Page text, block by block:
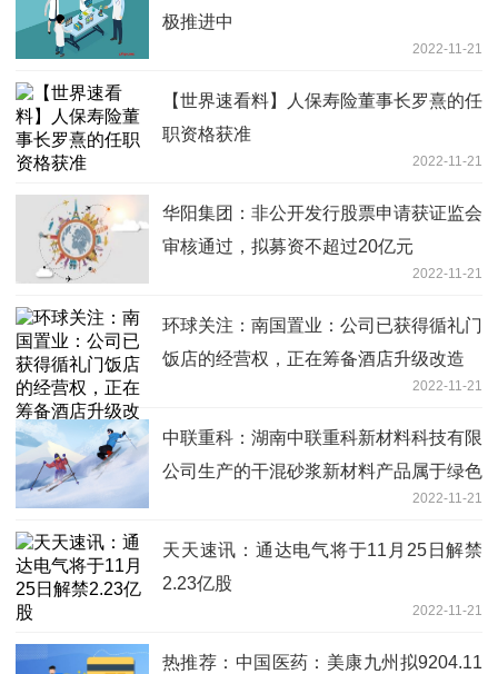
极推进中
2022-11-21
【世界速看料】人保寿险董事长罗熹的任
职资格获准
2022-11-21
华阳集团：非公开发行股票申请获证监会
审核通过，拟募资不超过20亿元
2022-11-21
环球关注：南国置业：公司已获得循礼门
饭店的经营权，正在筹备酒店升级改造
2022-11-21
中联重科：湖南中联重科新材料科技有限
公司生产的干混砂浆新材料产品属于绿色
2022-11-21
天天速讯：通达电气将于11月25日解禁
2.23亿股
2022-11-21
热推荐：中国医药：美康九州拟9204.11